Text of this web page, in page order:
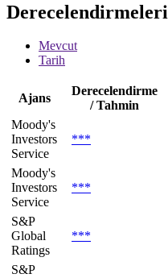
Derecelendirmeleri
Mevcut
Tarih
Ajans
Derecelendirme
/ Tahmin
Moody's
Investors
Service
***
Moody's
Investors
Service
***
S&P
Global
Ratings
***
S&P